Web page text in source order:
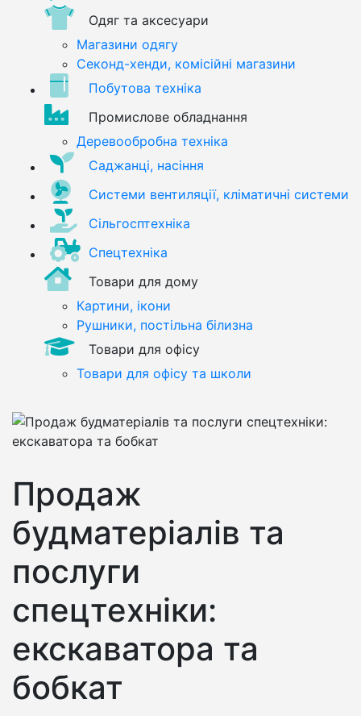
Одяг та аксесуари
Магазини одягу
Секонд-хенди, комісійні магазини
Побутова техніка
Промислове обладнання
Деревообробна техніка
Саджанці, насіння
Системи вентиляції, кліматичні системи
Сільгосптехніка
Спецтехніка
Товари для дому
Картини, ікони
Рушники, постільна білизна
Товари для офісу
Товари для офісу та школи
Продаж
будматеріалів та
послуги
спецтехніки:
екскаватора та
бобкат